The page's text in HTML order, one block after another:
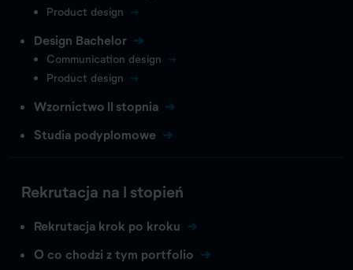
Product design
Design Bachelor
Communication design
Product design
Wzornictwo II stopnia
Studia podyplomowe
Rekrutacja na I stopień
Rekrutacja krok po kroku
O co chodzi z tym portfolio